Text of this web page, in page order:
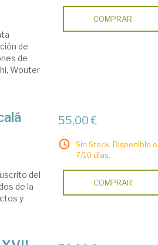
de
de
Wouter
COMPRAR
del
de la
y
55,00 €
Sin Stock. Disponible
7/10 días.
COMPRAR